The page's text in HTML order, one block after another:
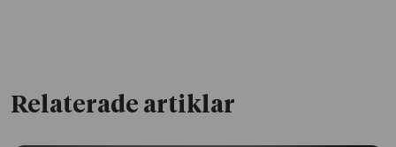
Relaterade artiklar